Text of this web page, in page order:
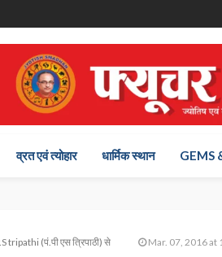
व्रत एवं त्योहार धार्मिक स्थान GEMS
(पं.पी एस त्रिपाठी) से Mar. 07, 2016 at